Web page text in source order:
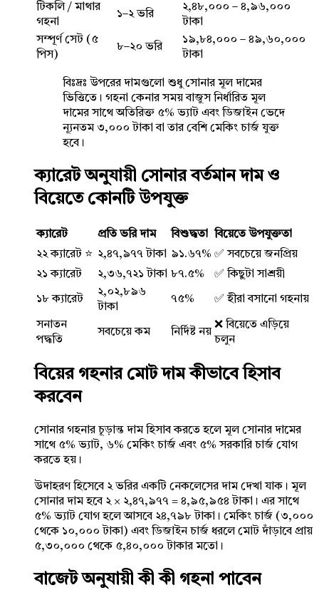
টিকলি / মাথার
গহনা
১–২ ভরি
২,৪৮,০০০ – ৪,৯৬,০০০
টাকা
সম্পূর্ণ সেট (৫
পিস)
৮–২০ ভরি
১৯,৮৪,০০০ – ৪৯,৬০,০০০
টাকা
বিঃদ্রঃ উপরের দামগুলো শুধু সোনার মূল দামের
ভিত্তিতে। গহনা কেনার সময় বাজুস নির্ধারিত মূল
দামের সাথে অতিরিক্ত ৫% ভ্যাট এবং ডিজাইন ভেদে
ন্যূনতম ৩,০০০ টাকা বা তার বেশি মেকিং চার্জ যুক্ত
হবে।
ক্যারেট অনুযায়ী সোনার বর্তমান দাম ও
বিয়েতে কোনটি উপযুক্ত
ক্যারেট প্রতি ভরি দাম বিশুদ্ধতা বিয়েতে উপযুক্ততা
২২ ক্যারেট ⭐ ২,৪৭,৯৭৭ টাকা ৯১.৬৭% ✅ সবচেয়ে জনপ্রিয়
২১ ক্যারেট
২,৩৬,৭২১ টাকা ৮৭.৫% ✅ কিছুটা সাশ্রয়ী
১৮ ক্যারেট
২,০২,৮৯৬
টাকা
৭৫% ✅ হীরা বসানো গহনায়
সনাতন
পদ্ধতি
সবচেয়ে কম নির্দিষ্ট নয়
❌ বিয়েতে এড়িয়ে
চলুন
বিয়ের গহনার মোট দাম কীভাবে হিসাব
করবেন
সোনার গহনার চূড়ান্ত দাম হিসাব করতে হলে মূল সোনার দামের
সাথে ৫% ভ্যাট, ৬% মেকিং চার্জ এবং ৫% সরকারি চার্জ যোগ
করতে হয়।
উদাহরণ হিসেবে ২ ভরির একটি নেকলেসের দাম দেখা যাক। মূল
সোনার দাম হবে ২ × ২,৪৭,৯৭৭ = ৪,৯৫,৯৫৪ টাকা। এর সাথে
৫% ভ্যাট যোগ হলে আসবে ২৪,৭৯৮ টাকা। মেকিং চার্জ (৩,০০০
থেকে ১০,০০০ টাকা) এবং ডিজাইন চার্জ ধরলে মোট দাঁড়াবে প্রায়
৫,৩০,০০০ থেকে ৫,৪০,০০০ টাকার মতো।
বাজেট অনুযায়ী কী কী গহনা পাবেন